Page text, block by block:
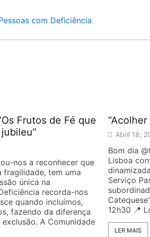
Frutos de Fé que
nos a reconhecer que
fragilidade, tem uma
única na
recorda-nos
quando incluímos,
fazendo da diferença
A Comunidade
Abril 18,
Bom dia
Lisboa
Serviço
12h30 📍
LER MAIS